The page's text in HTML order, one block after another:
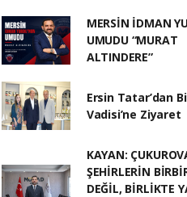
MERSİN İDMAN
UMUDU “MURAT
ALTINDERE”
Ersin Tatar’dan
Vadisi’ne Ziyaret
KAYAN:
ŞEHİRLERİN
DEĞİL, BİRLİKTE